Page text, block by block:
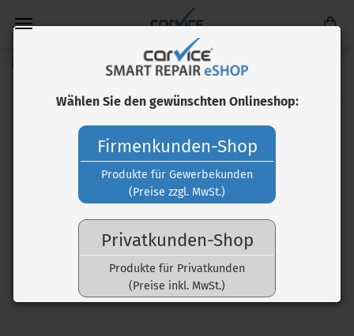
Wählen Sie den gewünschten Onlineshop:
Firmenkunden-Shop
Produkte für Gewerbekunden
(Preise zzgl. MwSt.)
Privatkunden-Shop
Produkte für Privatkunden
(Preise inkl. MwSt.)